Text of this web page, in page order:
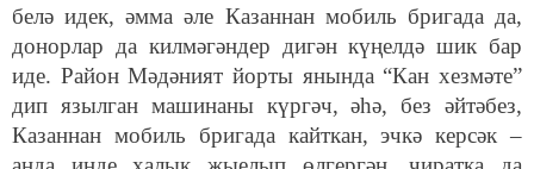
белә идек, әмма әле Казаннан мобиль бригада да,
донорлар да килмәгәндер дигән күңелдә шик бар
иде. Район Мәдәният йорты янында “Кан хезмәте”
дип язылган машинаны күргәч, әһә, без әйтәбез,
Казаннан мобиль бригада кайткан, эчкә керсәк –